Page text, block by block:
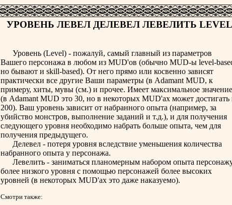
УРОВЕНЬ ЛЕВЕЛ ДЕЛЕВЕЛ ЛЕВЕЛИТЬ LEVEL
Уровень (Level) - пожалуй, самый главный из параметров
Вашего персонажа в любом из MUD'ов (обычно MUD-ы level-
но бывают и skill-based). От него прямо или косвенно зависят
практически все другие Ваши параметры (в Adamant MUD, к
примеру, хиты, мувы (см.) и прочее. Имеет максимальное значение
(в Adamant MUD это 30, но в некоторых MUD'ах может достигать
200). Ваш уровень зависит от набранного опыта (например, за
убийство монстров, выполнение заданий и т.д.), и для получения
следующего уровня необходимо набрать больше опыта, чем для
получения предыдущего.
Делевел - потеря уровня вследствие уменьшения количества
набранного опыта у персонажа.
Левелить - заниматься планомерным набором опыта
более низкого уровня с помощью персонажей более высоких
уровней (в некоторых MUD'ах это даже наказуемо).
Смотри также: